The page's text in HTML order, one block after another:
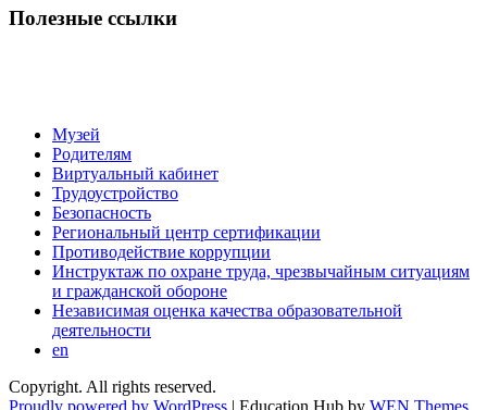
Полезные ссылки
Музей
Родителям
Виртуальный кабинет
Трудоустройство
Безопасность
Региональный центр сертификации
Противодействие коррупции
Инструктаж по охране труда, чрезвычайным ситуациям
и гражданской обороне
Независимая оценка качества образовательной
деятельности
en
Copyright. All rights reserved.
Proudly powered by WordPress | Education Hub by WEN Themes